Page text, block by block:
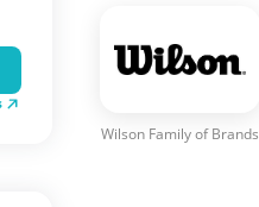
Wilson Family of Brands